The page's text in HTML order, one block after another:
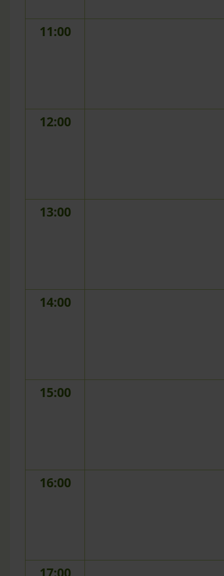
11:00
12:00
13:00
14:00
15:00
16:00
17:00